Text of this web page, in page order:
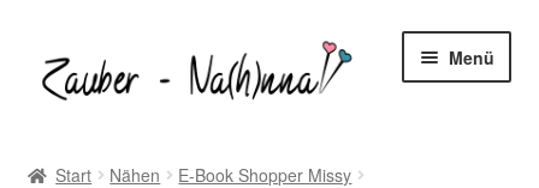
Navigation
springen
Inhalt
springen
Menü
Start Nähen
E-Book Shopper Missy